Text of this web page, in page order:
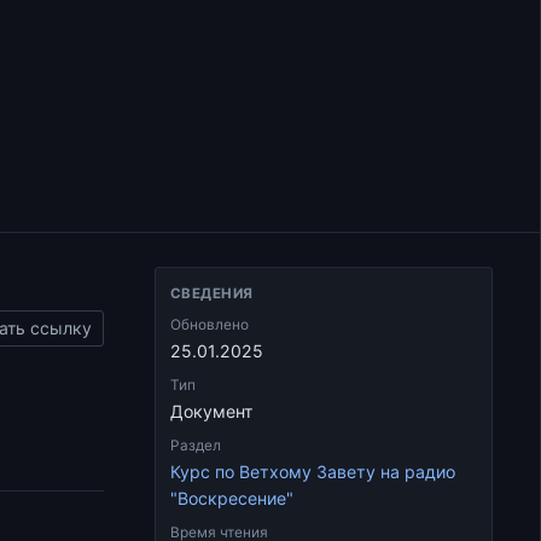
ссылку
СВЕДЕНИЯ
Обновлено
25.01.2025
Тип
Документ
Раздел
Курс по Ветхому Завету на радио
"Воскресение"
Время чтения